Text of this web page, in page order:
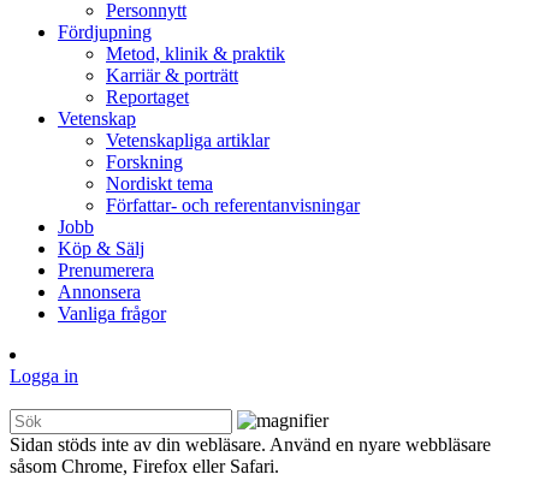
Personnytt
Fördjupning
Metod, klinik & praktik
Karriär & porträtt
Reportaget
Vetenskap
Vetenskapliga artiklar
Forskning
Nordiskt tema
Författar- och referentanvisningar
Jobb
Köp & Sälj
Prenumerera
Annonsera
Vanliga frågor
Logga in
Sidan stöds inte av din webläsare. Använd en nyare webbläsare
såsom Chrome, Firefox eller Safari.